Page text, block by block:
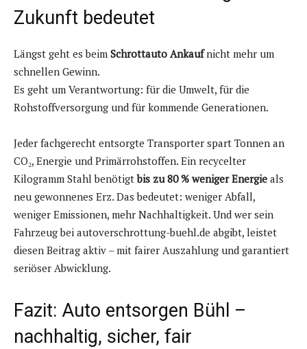
Zukunft bedeutet
Längst geht es beim Schrottauto Ankaufnicht mehr um
schnellen Gewinn.
Es geht um Verantwortung: für die Umwelt, für die
Rohstoffversorgung und für kommende Generationen.
Jeder fachgerecht entsorgte Transporter spart Tonnen an
CO₂, Energie und Primärrohstoffen. Ein recycelter
Kilogramm Stahl benötigtbis zu 80 % weniger Energie als
neu gewonnenes Erz. Das bedeutet: weniger Abfall,
weniger Emissionen, mehr Nachhaltigkeit. Und wer sein
Fahrzeug bei autoverschrottung-buehl.de abgibt, leistet
diesen Beitrag aktiv – mit fairer Auszahlung und garantiert
seriöser Abwicklung.
Fazit: Auto entsorgen Bühl –
nachhaltig, sicher, fair